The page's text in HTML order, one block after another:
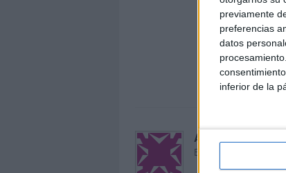
previamente
preferencias
datos
inferior de la
Acerca de María
El autor no ha